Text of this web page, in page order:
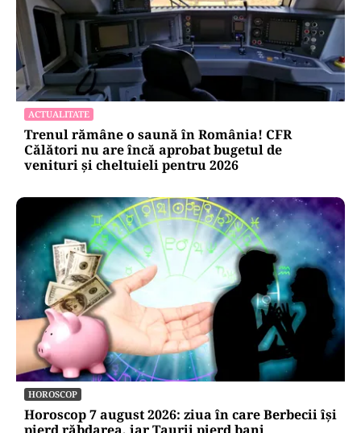
ACTUALITATE
Trenul rămâne o saună în România! CFR
Călători nu are încă aprobat bugetul de
venituri și cheltuieli pentru 2026
HOROSCOP
Horoscop 7 august 2026: ziua în care Berbecii își